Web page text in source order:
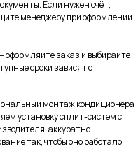
Если нужен счёт,
менеджеру при оформлении
оформляйте заказ и выбирайте
сроки зависят от
монтаж кондиционера
установку сплит-систем с
аккуратно
так, чтобы оно работало